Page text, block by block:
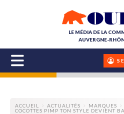
LE MÉDIA DE LA
AUVERGNE-
ACCUEIL ACTUALITÉS
MARQUES
COCOTTES PIMP TON STYLE DEVIENT